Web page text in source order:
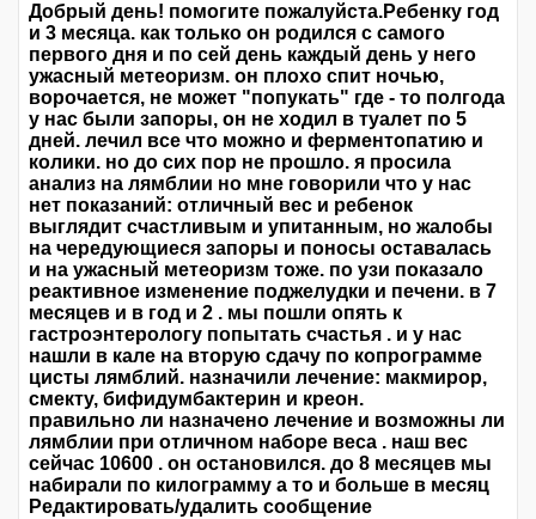
Добрый день! помогите пожалуйста.Ребенку год
и 3 месяца. как только он родился с самого
первого дня и по сей день каждый день у него
ужасный метеоризм. он плохо спит ночью,
ворочается, не может "попукать" где - то полгода
у нас были запоры, он не ходил в туалет по 5
дней. лечил все что можно и ферментопатию и
колики. но до сих пор не прошло. я просила
анализ на лямблии но мне говорили что у нас
нет показаний: отличный вес и ребенок
выглядит счастливым и упитанным, но жалобы
на чередующиеся запоры и поносы оставалась
и на ужасный метеоризм тоже. по узи показало
реактивное изменение поджелудки и печени. в 7
месяцев и в год и 2 . мы пошли опять к
гастроэнтерологу попытать счастья . и у нас
нашли в кале на вторую сдачу по копрограмме
цисты лямблий. назначили лечение: макмирор,
смекту, бифидумбактерин и креон.
правильно ли назначено лечение и возможны ли
лямблии при отличном наборе веса . наш вес
сейчас 10600 . он остановился. до 8 месяцев мы
набирали по килограмму а то и больше в месяц
Редактировать/удалить сообщение